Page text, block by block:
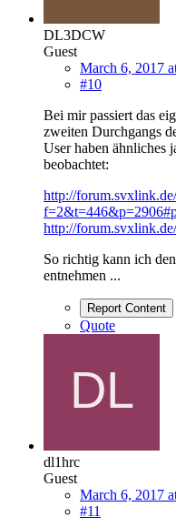
DL3DCW
Guest
March 6, 2017
#10
Bei mir passiert das
zweiten Durchgangs
User haben ähnliches
beobachtet:
http://
http://
So richtig kann ich
entnehmen ...
Report Content
Quote
dl1hrc
Guest
March 6, 2017
#11